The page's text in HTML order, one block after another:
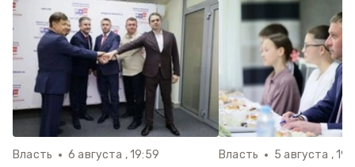
Власть 6 августа , 19:59 Власть 5 августа ,